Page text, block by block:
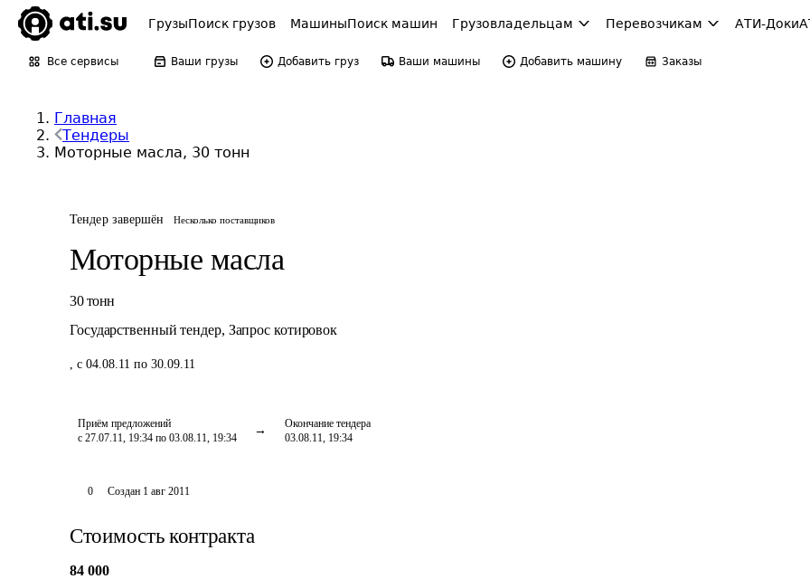
ГрузыПоиск грузов МашиныПоиск машин Грузовладельцам Перевозчикам АТИ-Доки
Все сервисы Ваши грузы Добавить груз Ваши машины Добавить машину Заказы
Главная
Тендеры
Моторные масла, 30 тонн
Тендер завершён Несколько поставщиков
Моторные масла
30 тонн
Государственный тендер, Запрос котировок
, с 04.08.11 по 30.09.11
Приём предложений
с 27.07.11, 19:34 по 03.08.11, 19:34
Окончание тендера
03.08.11, 19:34
0 Создан 1 авг 2011
Стоимость контракта
84 000